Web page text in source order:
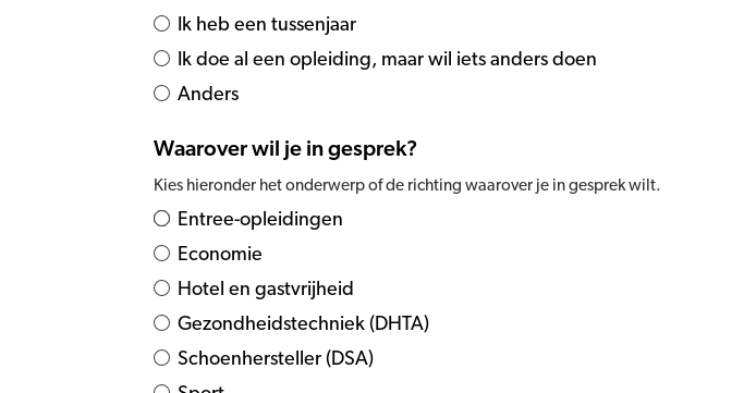
Ik heb een tussenjaar
Ik doe al een opleiding, maar wil iets anders doen
Anders
Waarover wil je in gesprek?
Kies hieronder het onderwerp of de richting waarover je in gesprek wilt.
Entree-opleidingen
Economie
Hotel en gastvrijheid
Gezondheidstechniek (DHTA)
Schoenhersteller (DSA)